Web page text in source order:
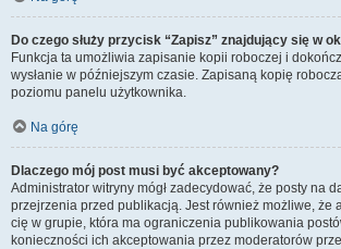
Do czego służy przycisk “Zapisz” znajdujący się w
Funkcja ta umożliwia zapisanie kopii roboczej i
wysłanie w późniejszym czasie. Zapisaną kopię
poziomu panelu użytkownika.
Na górę
Dlaczego mój post musi być akceptowany?
Administrator witryny mógł zadecydować, że posty na
przejrzenia przed publikacją. Jest również możliwe, że
cię w grupie, która ma ograniczenia publikowania
konieczności ich akceptowania przez moderatorów